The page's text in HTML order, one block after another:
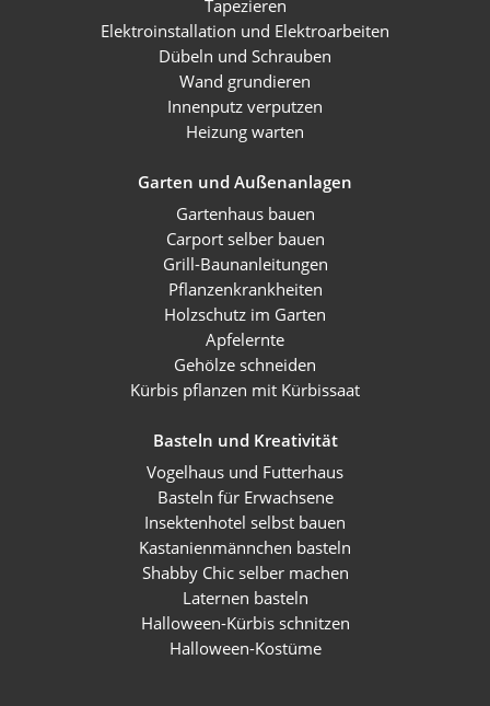
Tapezieren
Elektroinstallation und Elektroarbeiten
Dübeln und Schrauben
Wand grundieren
Innenputz verputzen
Heizung warten
Garten und Außenanlagen
Gartenhaus bauen
Carport selber bauen
Grill-Baunanleitungen
Pflanzenkrankheiten
Holzschutz im Garten
Apfelernte
Gehölze schneiden
Kürbis pflanzen mit Kürbissaat
Basteln und Kreativität
Vogelhaus und Futterhaus
Basteln für Erwachsene
Insektenhotel selbst bauen
Kastanienmännchen basteln
Shabby Chic selber machen
Laternen basteln
Halloween-Kürbis schnitzen
Halloween-Kostüme